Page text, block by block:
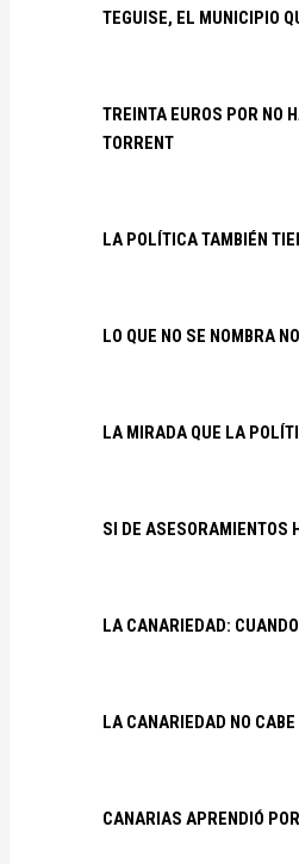
TEGUISE, EL MUNICIPIO
TREINTA EUROS POR NO
TORRENT
LA POLÍTICA TAMBIÉN
LO QUE NO SE NOMBRA
LA MIRADA QUE LA
SI DE ASESORAMIENTOS
LA CANARIEDAD:
LA CANARIEDAD NO
CANARIAS APRENDIÓ